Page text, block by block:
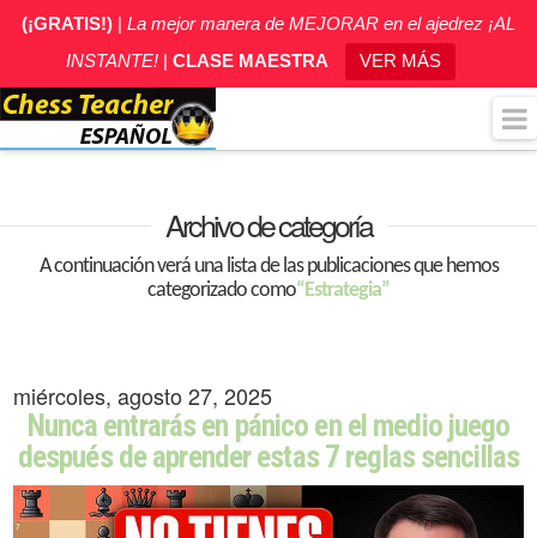
(¡GRATIS!) | La mejor manera de MEJORAR en el ajedrez ¡AL
INSTANTE!| CLASE MAESTRA VER MÁS
Archivo de categoría
A continuación verá una lista de las publicaciones que hemos
categorizado como“Estrategia”
miércoles, agosto 27, 2025
Nunca entrarás en pánico en el medio juego
después de aprender estas 7 reglas sencillas